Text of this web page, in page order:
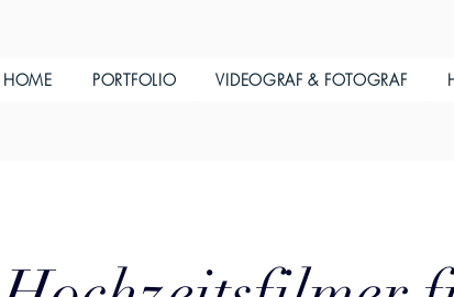
HOME PORTFOLIO VIDEOGRAF & FOTOGRAF